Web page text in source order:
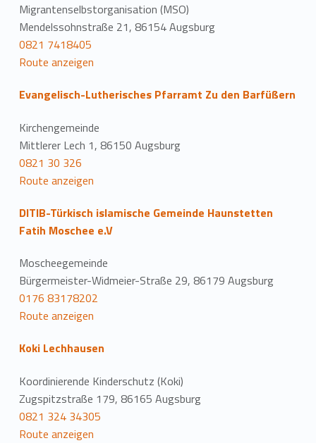
Migrantenselbstorganisation (MSO)
Mendelssohnstraße 21, 86154 Augsburg
0821 7418405
Route anzeigen
Evangelisch-Lutherisches Pfarramt Zu den Barfüßern
Kirchengemeinde
Mittlerer Lech 1, 86150 Augsburg
0821 30 326
Route anzeigen
DITIB-Türkisch islamische Gemeinde Haunstetten
Fatih Moschee e.V
Moscheegemeinde
Bürgermeister-Widmeier-Straße 29, 86179 Augsburg
0176 83178202
Route anzeigen
Koki Lechhausen
Koordinierende Kinderschutz (Koki)
Zugspitzstraße 179, 86165 Augsburg
0821 324 34305
Route anzeigen